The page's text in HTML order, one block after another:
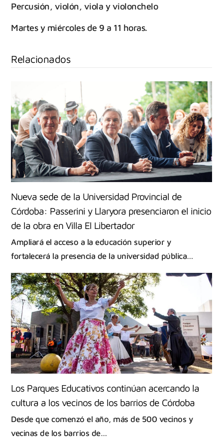
Percusión, violón, viola y violonchelo
Martes y miércoles de 9 a 11 horas.
Relacionados
Nueva sede de la Universidad Provincial de
Córdoba: Passerini y Llaryora presenciaron el inicio
de la obra en Villa El Libertador
Ampliará el acceso a la educación superior y
fortalecerá la presencia de la universidad pública…
Los Parques Educativos continúan acercando la
cultura a los vecinos de los barrios de Córdoba
Desde que comenzó el año, más de 500 vecinos y
vecinas de los barrios de…